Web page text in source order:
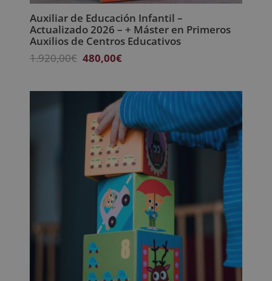
Auxiliar de Educación Infantil –
Actualizado 2026 – + Máster en Primeros
Auxilios de Centros Educativos
1.920,00€ El
1.920,00€.
480,00€El
es: